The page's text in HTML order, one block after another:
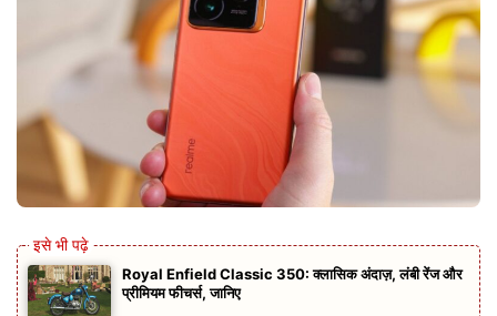
Royal Enfield Classic 350: क्लासिक अंदाज़, लंबी रेंज और
प्रीमियम फीचर्स, जानिए